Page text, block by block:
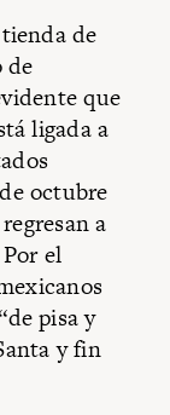
de
de
que
ligada a
octubre
a
el
pisa y
y fin